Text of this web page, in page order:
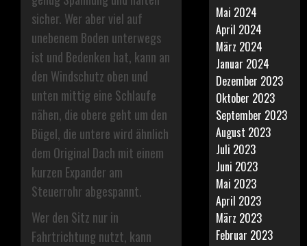
sicher. Wer aber viel auf
unebenem Boden unterwegs
ist und Bedenken hat, kann an
den Windschutz oben und
unten mittig eine Schlaufe
nähen, die obere geht um den
Bügel, die untere wird ähnlich
dem Original Dach mit einem
kurzen Expander am
Steuerrohr abgespannt.
Wer den Sitz nur in
Fahrtrichtung nutzt, kann
Mai 2024
April 2024
März 2024
Januar 2024
Dezember 2023
Oktober 2023
September 2023
August 2023
Juli 2023
Juni 2023
Mai 2023
April 2023
März 2023
Februar 2023